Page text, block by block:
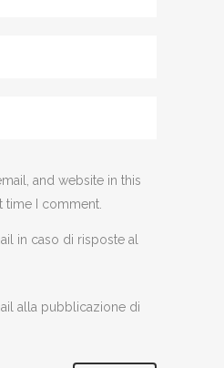
and website in this
time I comment.
in caso di risposte al
alla pubblicazione di